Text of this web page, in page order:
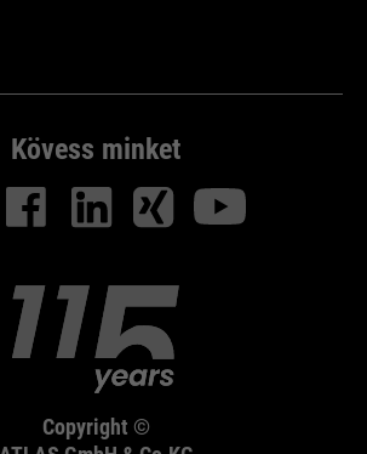
Kövess minket
Copyright ©